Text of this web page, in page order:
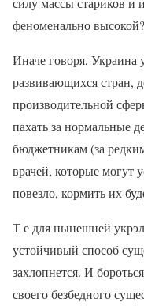
феноменально высокой?
Иначе говоря, Украина
развивающихся стран,
производительной
пахать за нормальные
бюджетникам (за
врачей, которые могут
повезло, кормить их
Т е для нынешней
устойчивый способ
захлопнется. И
своего безбедного